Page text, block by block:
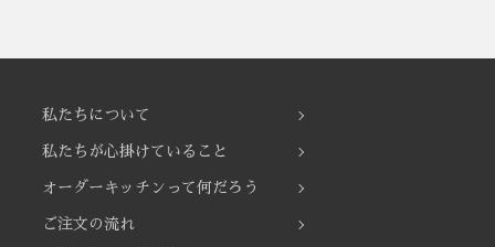
私たちについて
私たちが心掛けていること
オーダーキッチンって何だろう
ご注文の流れ